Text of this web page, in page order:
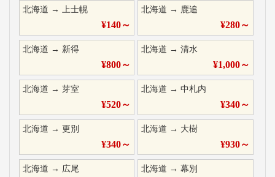
北海道 → 上士幌
¥140～
北海道 → 鹿追
¥280～
北海道 → 新得
¥800～
北海道 →清水
¥1,000～
北海道 → 芽室
¥520～
北海道 →中札内
¥340～
北海道 → 更別
¥340～
北海道 → 大樹
¥930～
北海道 → 広尾 北海道 →幕別